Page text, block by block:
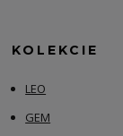
KOLEKCIE
LEO
GEM